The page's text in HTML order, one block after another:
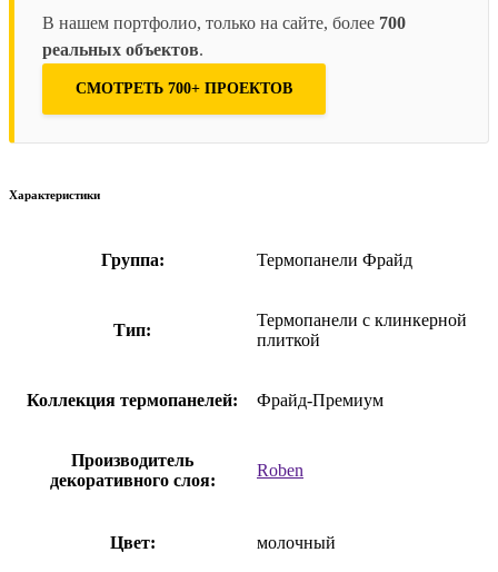
В нашем портфолио, только на сайте, более 700
реальных объектов.
СМОТРЕТЬ 700+ ПРОЕКТОВ
Характеристики
Группа: Термопанели Фрайд
Тип:
Термопанели с клинкерной
плиткой
Коллекция термопанелей: Фрайд-Премиум
Производитель
декоративного слоя:
Roben
Цвет: молочный